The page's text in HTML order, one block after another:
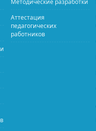
Методические разработки
Аттестация
педагогических
работников